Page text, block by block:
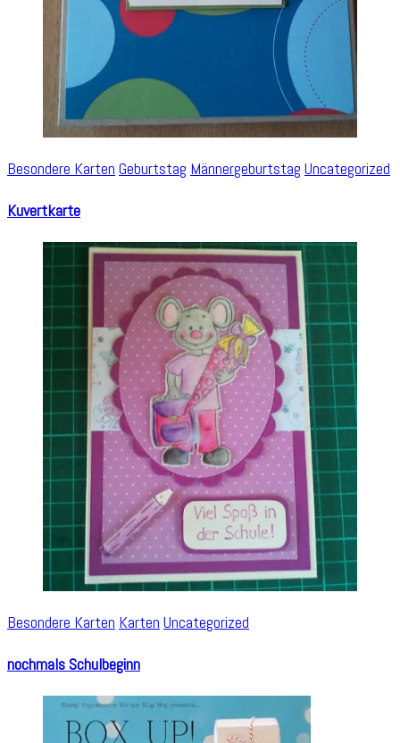
Besondere Karten Geburtstag Männergeburtstag Uncategorized
Kuvertkarte
Besondere Karten Karten Uncategorized
nochmals Schulbeginn